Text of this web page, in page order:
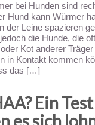
bei Hunden sind
Hund kann Würmer
der Leine spazieren
die Hunde, die
Kot anderer
in Kontakt kommen
das […]
Ein